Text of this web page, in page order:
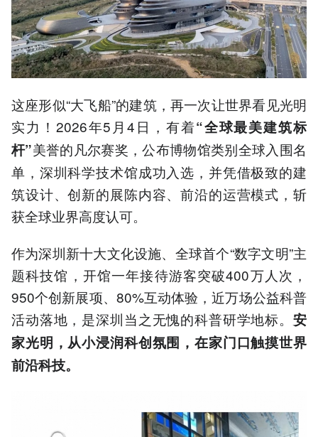
这座形似“大飞船”的建筑，再一次让世界看见光明
实力！2026年5月4日，有着“全球最美建筑标
杆”美誉的凡尔赛奖，公布博物馆类别全球入围名
单，深圳科学技术馆成功入选，并凭借极致的建
筑设计、创新的展陈内容、前沿的运营模式，斩
获全球业界高度认可。
作为深圳新十大文化设施、全球首个“数字文明”主
题科技馆，开馆一年接待游客突破400万人次，
950个创新展项、80%互动体验，近万场公益科普
活动落地，是深圳当之无愧的科普研学地标。 安
家光明，从小浸润科创氛围，在家门口触摸世界
前沿科技。